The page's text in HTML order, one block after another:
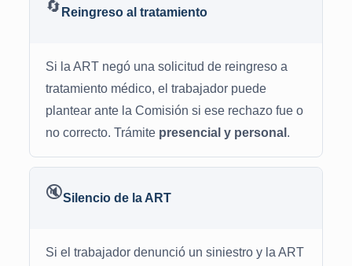
🔄 Reingreso al tratamiento
Si la ART negó una solicitud de reingreso a
tratamiento médico, el trabajador puede
plantear ante la Comisión si ese rechazo fue o
no correcto. Trámite presencial y personal .
🔇Silencio de la ART
Si el trabajador denunció un siniestro y la ART